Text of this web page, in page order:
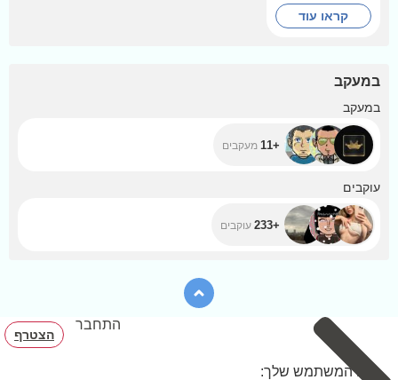
קראו עוד
במעקב
במעקב
+11 מעקבים
עוקבים
+233 עוקבים
התחבר
הצטרף
שם המשתמש שלך: